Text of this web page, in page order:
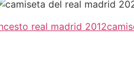
real madrid 2012